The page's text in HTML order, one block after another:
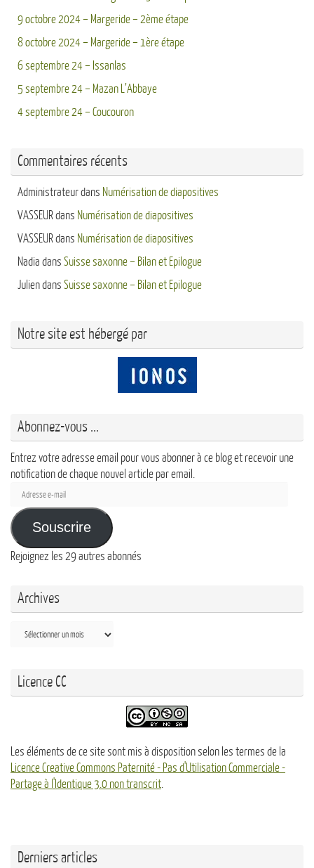
9 octobre 2024 – Margeride – 2ème étape
8 octobre 2024 – Margeride – 1ère étape
6 septembre 24 – Issanlas
5 septembre 24 – Mazan L’Abbaye
4 septembre 24 – Coucouron
Commentaires récents
Administrateurdans Numérisation de diapositives
VASSEURdans Numérisation de diapositives
VASSEURdans Numérisation de diapositives
Nadia dans Suisse saxonne – Bilan et Epilogue
Juliendans Suisse saxonne – Bilan et Epilogue
Notre site est hébergé par
Abonnez-vous ...
Entrez votre adresse email pour vous abonner à ce blog et recevoir une
notification de chaque nouvel article par email.
Adresse
mail
Souscrire
Rejoignez les 29 autres abonnés
Archives
Archives
Licence CC
Les éléments de ce site sont mis à disposition selon les termes de la
Licence Creative Commons Paternité - Pas d'Utilisation Commerciale -
Partage à l'Identique 3.0 non transcrit.
Derniers articles